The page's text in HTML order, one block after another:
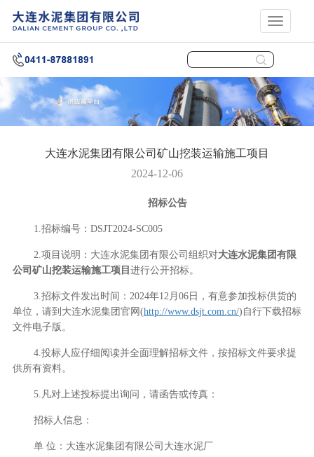
展
开
大连水泥集团有限公司矿山挖装运输施工项目
2024-12-06
招标公告
1.招标编号：DSJT2024-SC005
2.项目说明：大连水泥集团有限公司组织对大连水泥集团有限
公司矿山挖装运输施工项目 进行公开招标。
3.招标文件发出时间： 2024年12月 06日，有意参加投标供货的
单位，请到大连水泥集团官网 (http://www.dsjt.com.cn/)自行下载招标
文件电子版。
4.投标人应仔细阅读并全面理解招标文件，按招标文件要求提
供所有资料。
5. 凡对上述投标提出询问，请函告或传真：
招标人信息：
单 位：大连水泥集团有限公司大连水泥厂